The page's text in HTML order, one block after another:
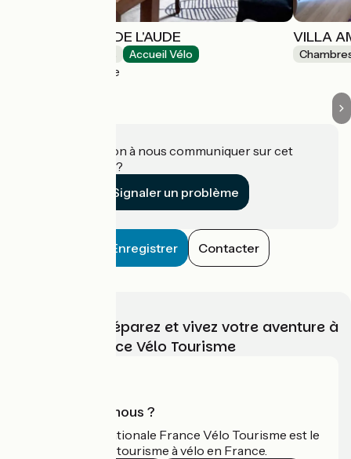
LA PROMESSE DE L'AUDE
Accueil Vélo
Sallèles-d'Aude
VILLA
Une information à nous communiquer sur cet
établissement ?
Signaler un problème
Enregistrer Contacter
Choisissez, préparez et vivez votre aventure à
vélo avec France Vélo Tourisme
Qui sommes-nous ?
L'association nationale France Vélo Tourisme est le
guide officiel du tourisme à vélo en France.